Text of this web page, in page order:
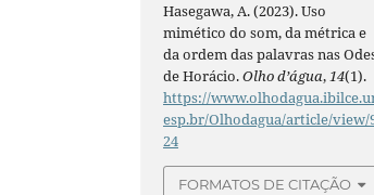
Hasegawa, A. (2023). Uso
mimético do som, da métrica e
da ordem das palavras nas
de Horácio.Olho d’água,14(1).
https://
esp.br/Olhodagua/article/view/
24
FORMATOS DE CITAÇÃO